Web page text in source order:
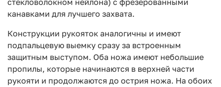
стекловолокном нейлона) с фрезерованными
канавками для лучшего захвата.
Конструкции рукояток аналогичны и имеют
подпальцевую выемку сразу за встроенным
защитным выступом. Оба ножа имеют небольшие
пропилы, которые начинаются в верхней части
рукояти и продолжаются до острия ножа. На обоих